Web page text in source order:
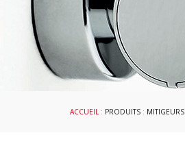
ACCUEIL : PRODUITS : MITIGEURS